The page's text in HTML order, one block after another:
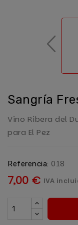
Sangría
Vino Ribera del
para El Pez
Referencia: 018
7,00 € IVA